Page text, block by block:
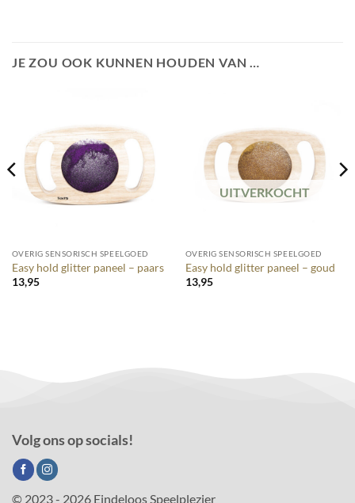
JE ZOU OOK KUNNEN HOUDEN VAN …
OVERIG SENSORISCH SPEELGOED
Easy hold glitter paneel – paars
13,95
UITVERKOCHT
OVERIG SENSORISCH SPEELGOED
Easy hold glitter paneel – goud
13,95
Volg ons op socials!
© 2023 - 2026 Eindeloos Speelplezier